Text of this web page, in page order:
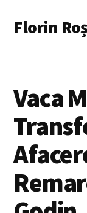
main
menu
Florin
Vaca